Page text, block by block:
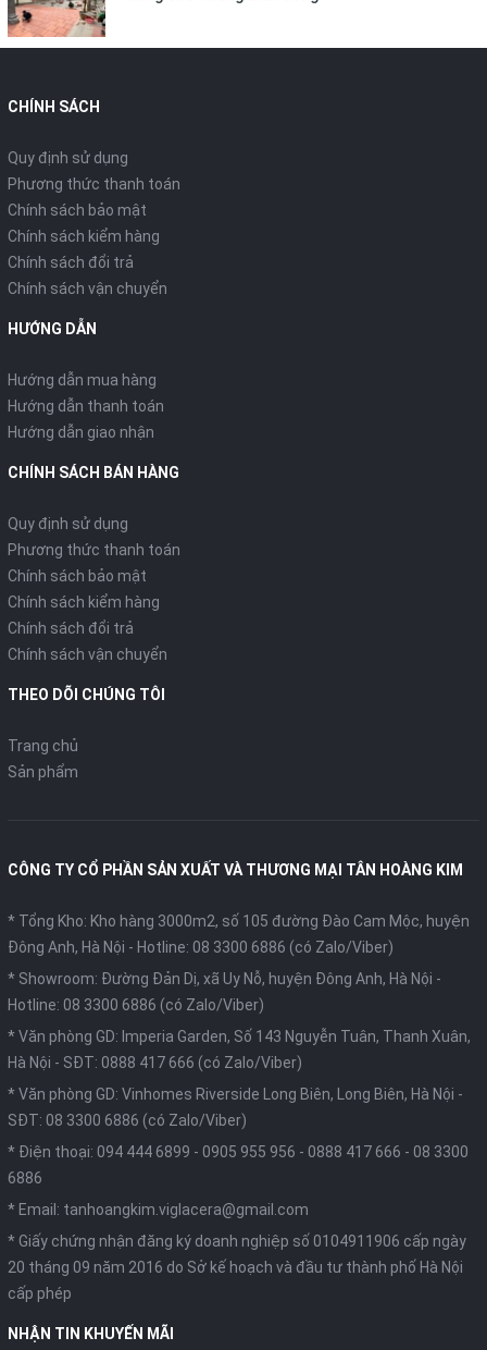
CHÍNH SÁCH
Quy định sử dụng
Phương thức thanh toán
Chính sách bảo mật
Chính sách kiểm hàng
Chính sách đổi trả
Chính sách vận chuyển
HƯỚNG DẪN
Hướng dẫn mua hàng
Hướng dẫn thanh toán
Hướng dẫn giao nhận
CHÍNH SÁCH BÁN HÀNG
Quy định sử dụng
Phương thức thanh toán
Chính sách bảo mật
Chính sách kiểm hàng
Chính sách đổi trả
Chính sách vận chuyển
THEO DÕI CHÚNG TÔI
Trang chủ
Sản phẩm
CÔNG TY CỔ PHẦN SẢN XUẤT VÀ THƯƠNG MẠI TÂN HOÀNG KIM
* Tổng Kho: Kho hàng 3000m2, số 105 đường Đào Cam Mộc, huyện
Đông Anh, Hà Nội - Hotline: 08 3300 6886 (có Zalo/Viber)
* Showroom: Đường Đản Dị, xã Uy Nỗ, huyện Đông Anh, Hà Nội -
Hotline: 08 3300 6886 (có Zalo/Viber)
* Văn phòng GD: Imperia Garden, Số 143 Nguyễn Tuân, Thanh Xuân,
Hà Nội - SĐT: 0888 417 666 (có Zalo/Viber)
* Văn phòng GD: Vinhomes Riverside Long Biên, Long Biên, Hà Nội -
SĐT: 08 3300 6886 (có Zalo/Viber)
* Điện thoại: 094 444 6899 - 0905 955 956 - 0888 417 666 - 08 3300
6886
* Email: tanhoangkim.viglacera@gmail.com
* Giấy chứng nhận đăng ký doanh nghiệp số 0104911906 cấp ngày
20 tháng 09 năm 2016 do Sở kế hoạch và đầu tư thành phố Hà Nội
cấp phép
NHẬN TIN KHUYẾN MÃI